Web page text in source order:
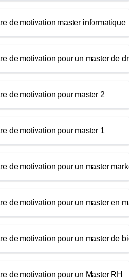
de motivation master informatique
de motivation pour un master de
de motivation pour master 2
de motivation pour master 1
de motivation pour un master
de motivation pour un master en
de motivation pour un master de
de motivation pour un Master RH